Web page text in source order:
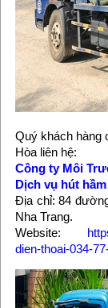
Quý khách hàng
Hòa liên hệ:
Công ty Môi
Dịch vụ hút
Địa chỉ: 84
Nha Trang.
Website:
dien-thoai-034-